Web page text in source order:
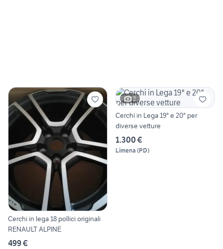
Cerchi in lega 18 pollici originali
RENAULT ALPINE
499 €
2
Cerchi in Lega 19" e 20" per
diverse vetture
1.300 €
Limena (PD)